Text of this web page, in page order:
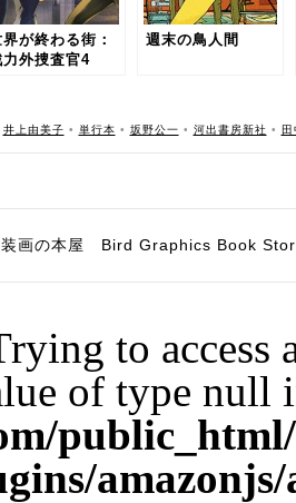
が終わる街：
力外捜査官4
週末の鳥人間
井上由美子 • 単行本 • 坂野公一 • 河出書房新社 •
装画の本屋 Bird Graphics Book
to access
of type null